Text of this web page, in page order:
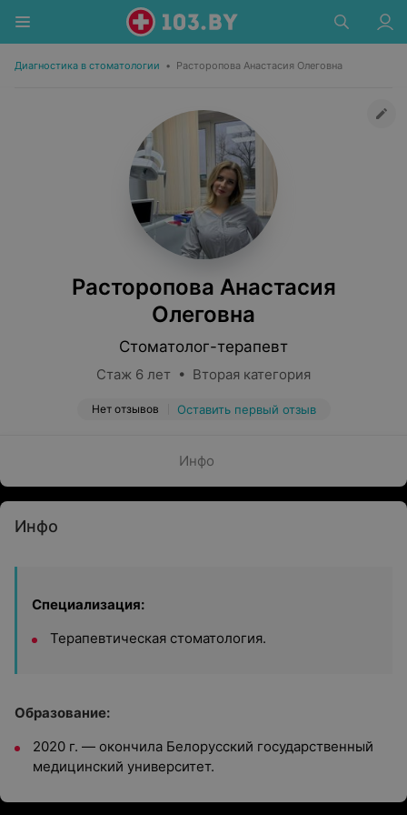
Диагностика в стоматологии • Расторопова Анастасия Олеговна
Расторопова Анастасия
Олеговна
Стоматолог-терапевт
Стаж 6 лет • Вторая категория
Нет отзывов Оставить первый отзыв
Инфо
Инфо
Специализация:
Терапевтическая стоматология.
Образование:
2020 г. — окончила Белорусский государственный
медицинский университет.